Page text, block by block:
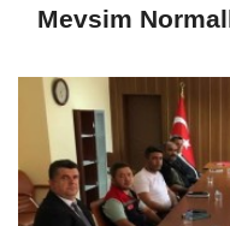
Mevsim